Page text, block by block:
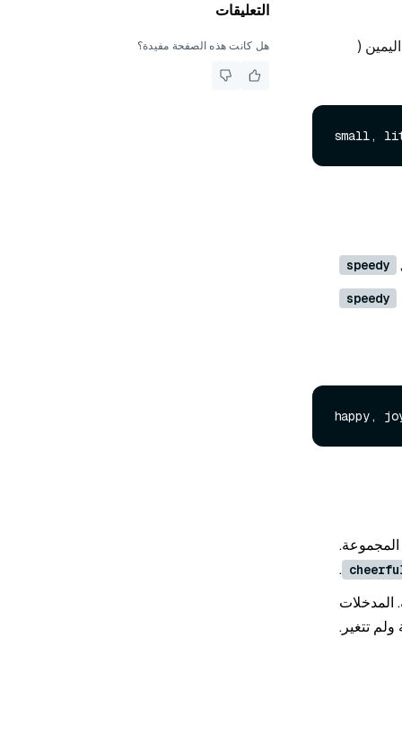
(
,
speedy
speedy
.
المدخلات
تتغير.
التعليقات
هل كانت هذه الصفحة مفيدة؟